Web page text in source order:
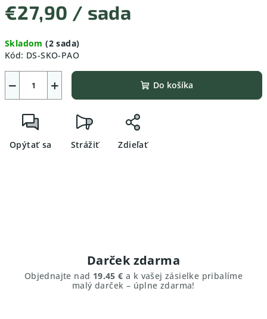
€27,90 / sada
cena:
Skladom(2 sada)
Kód: DS-SKO-PAO
+
− Do košíka
Opýtať sa Strážiť Zdieľať
Darček zdarma
Objednajte nad 19.45 € a k vašej zásielke pribalíme
malý darček – úplne zdarma!